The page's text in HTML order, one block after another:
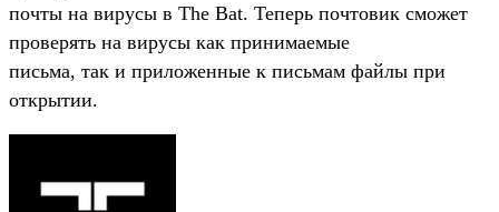
почты на вирусы в The Bat. Теперь почтовик сможет
проверять на вирусы как принимаемые
письма, так и приложенные к письмам файлы при
открытии.